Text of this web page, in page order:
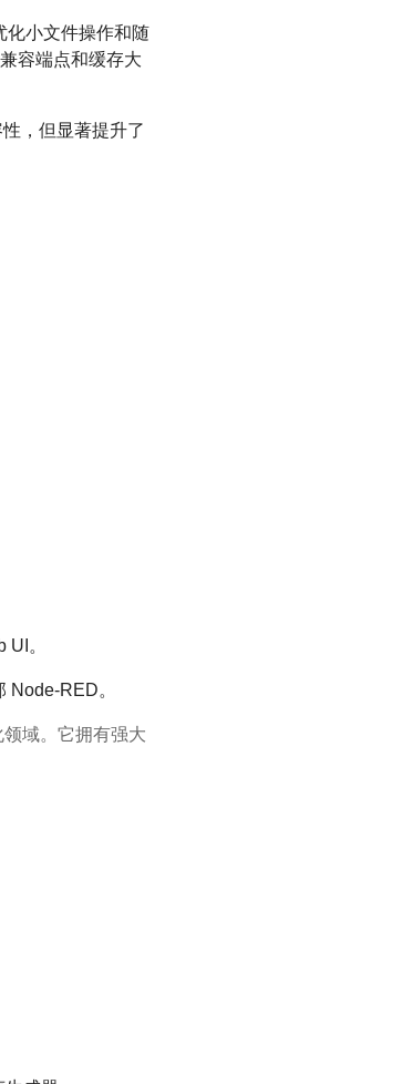
化小文件操作和随
容端点和缓存大
，但显著提升了
。
RED。
域。它拥有强大